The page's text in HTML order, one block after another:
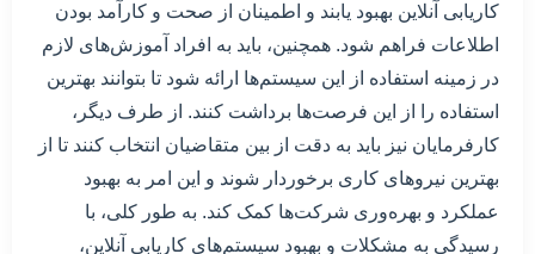
کاریابی آنلاین بهبود یابند و اطمینان از صحت و کارآمد بودن
اطلاعات فراهم شود. همچنین، باید به افراد آموزش‌های لازم
در زمینه استفاده از این سیستم‌ها ارائه شود تا بتوانند بهترین
استفاده را از این فرصت‌ها برداشت کنند. از طرف دیگر،
کارفرمایان نیز باید به دقت از بین متقاضیان انتخاب کنند تا از
بهترین نیروهای کاری برخوردار شوند و این امر به بهبود
عملکرد و بهره‌وری شرکت‌ها کمک کند. به طور کلی، با
رسیدگی به مشکلات و بهبود سیستم‌های کاریابی آنلاین،